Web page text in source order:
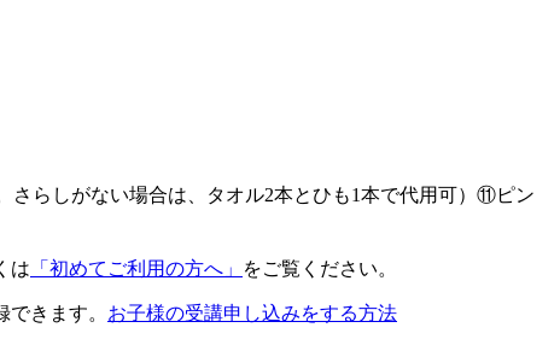
しがない場合は、タオル2本とひも1本で代用可）⑪ピン
は 「初めてご利用の方へ」 をご覧ください。
きます。 お子様の受講申し込みをする方法